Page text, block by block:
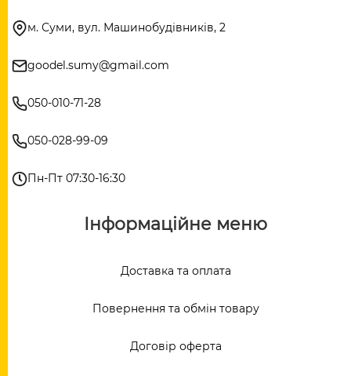
м. Суми, вул. Машинобудівників, 2
goodel.sumy@gmail.com
050-010-71-28
050-028-99-09
Пн-Пт 07:30-16:30
Інформаційне меню
Доставка та оплата
Повернення та обмін товару
Договір оферта